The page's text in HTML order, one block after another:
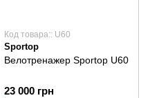
Код товара:: U60
Sportop
Велотренажер Sportop U60
23 000 грн